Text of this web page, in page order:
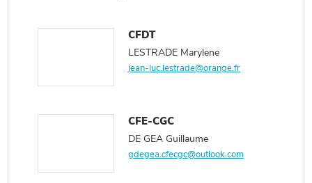
CFDT
LESTRADE Marylene
jean-luc.lestrade@orange.fr
CFE-CGC
DE GEA Guillaume
gdegea.cfecgc@outlook.com